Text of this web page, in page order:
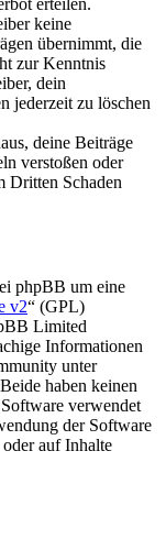
keine
übernimmt, die
zur Kenntnis
dein
jederzeit zu löschen
deine Beiträge
verstoßen oder
Dritten Schaden
phpBB um eine
v2“ (GPL)
Limited
Informationen
unter
haben keinen
verwendet
der Software
auf Inhalte